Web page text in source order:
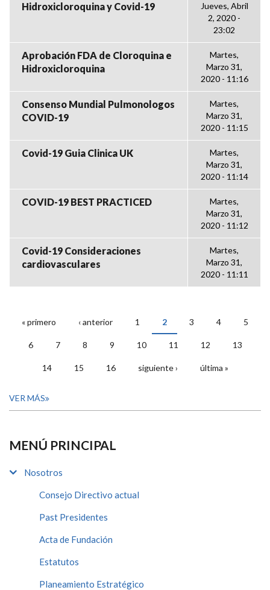
Hidroxicloroquina y Covid-19
Jueves, Abril
2, 2020 -
23:02
Aprobación FDA de Cloroquina e
Hidroxicloroquina
Martes,
Marzo 31,
2020 - 11:16
Consenso Mundial Pulmonologos
COVID-19
Martes,
Marzo 31,
2020 - 11:15
Covid-19 Guia Clinica UK
Martes,
Marzo 31,
2020 - 11:14
COVID-19 BEST PRACTICED
Martes,
Marzo 31,
2020 - 11:12
Covid-19 Consideraciones
cardiovasculares
Martes,
Marzo 31,
2020 - 11:11
PÁGINAS
« primero ‹ anterior 1 2 3 4 5
6 7 8 9 10 11 12 13
14 15 16 siguiente › última »
VER MÁS
MENÚ PRINCIPAL
Nosotros
Consejo Directivo actual
Past Presidentes
Acta de Fundación
Estatutos
Planeamiento Estratégico